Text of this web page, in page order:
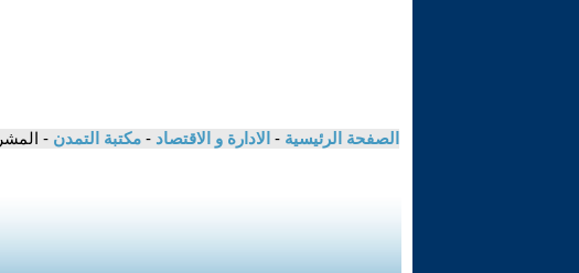
الصفحة الرئيسية - الادارة و الاقتصاد - مكتبة التمدن -